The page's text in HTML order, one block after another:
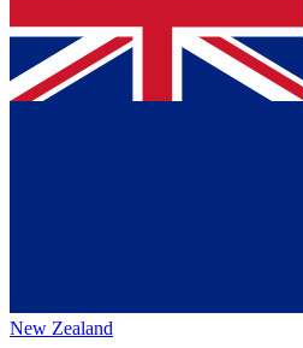
New Zealand